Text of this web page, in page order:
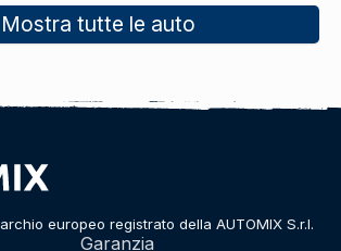
Mostra tutte le auto
europeo registrato della AUTOMIX S.r.l.
Garanzia